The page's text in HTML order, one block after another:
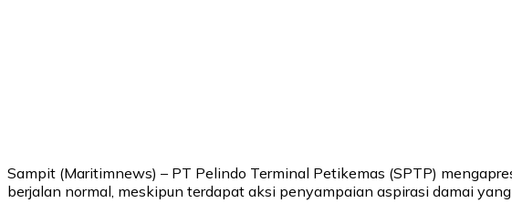
Sampit (Maritimnews) – PT Pelindo Terminal Petikemas (SPTP)
berjalan normal, meskipun terdapat aksi penyampaian aspirasi damai